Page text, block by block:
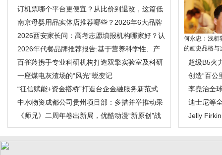
台发布会成
订机票哪个平台更便宜？从比价到退改，这篇低
价实用攻略讲
南京母婴用品实体店推荐哪些？2026年6大品牌
测评与选购指南
2026西安家长问：高考志愿填报机构哪家好？认
准个性化升学
2026年代餐品牌推荐报告:基于营养科学性、产
品合规性与场景
百雀羚携手专业科研机构打造双擎实验室及科研
载体 ——中
一座煤电灰渣场的“风光”蜕变记
“征信赋能+资金搭桥”打造台企金融服务新范式
中水物资成都公司贵州项目部：多措并举推动采
购管理“质效
《师兄》二周年卷出新局，优酷动漫“新原创”战
略完美升维
何永忠：浅析
的画史品格与
超级B5火
华 速灭火
创造“百公
网纱”
李堯治全
迪士尼等
品亮相东
Jelly
冻包的